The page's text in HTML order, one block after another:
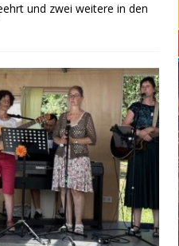
und zwei weitere in den